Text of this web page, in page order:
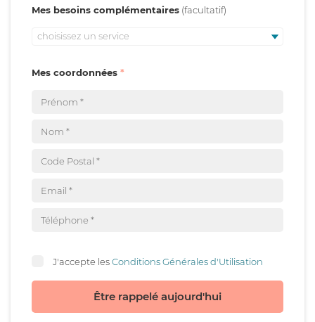
Mes besoins complémentaires
choisissez un service
Mes coordonnées
J'accepte lesConditions Générales d'Utilisation
Être rappelé aujourd'hui